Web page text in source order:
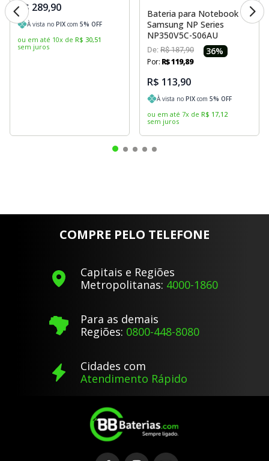
R$ 289,90
À vista no PIX com 5% OFF
ou em até 10x de R$ 30,51
sem juros
Bateria para Notebook
Samsung NP Series
NP350V5C-S06AU
De: R$ 187,90 36%
Por: R$119,89
R$ 113,90
À vista no PIX com 5% OFF
ou em até 7x de R$ 17,12
sem juros
COMPRE PELO TELEFONE
Capitais e Regiões
Metropolitanas: 4000-1860
Para as demais
Regiões: 0800-448-8080
Cidades com
Atendimento Rápido